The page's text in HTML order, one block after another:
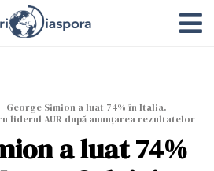
George Simion a luat 74% în Italia.
liderul AUR după anunțarea rezultatelor
a luat 74%